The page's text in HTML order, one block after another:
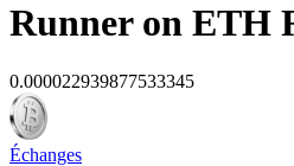
Runner on ETH
0.000022939877533345
Échanges